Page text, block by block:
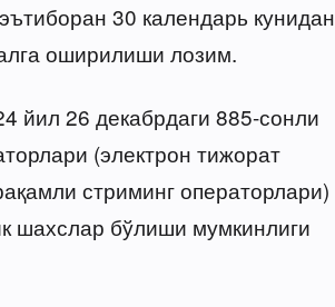
30 календарь кунидан
оширилиши лозим.
йил 26 декабрдаги 885-сонли
(электрон тижорат
стриминг операторлари)
шахслар бўлиши мумкинлиги